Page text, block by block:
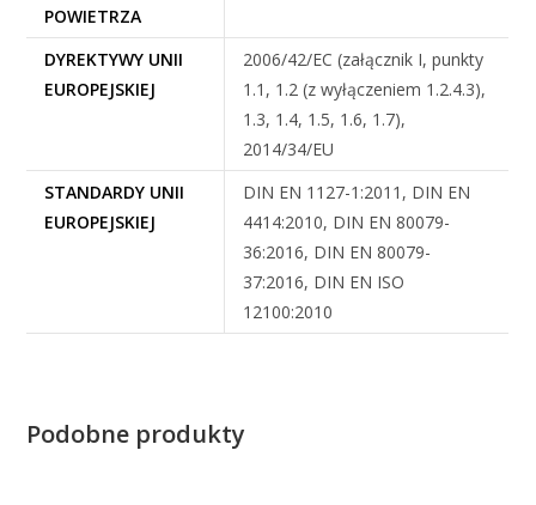
POWIETRZA
DYREKTYWY UNII
EUROPEJSKIEJ
2006/42/EC (załącznik I, punkty
1.1, 1.2 (z wyłączeniem 1.2.4.3),
1.3, 1.4, 1.5, 1.6, 1.7),
2014/34/EU
STANDARDY UNII
EUROPEJSKIEJ
DIN EN 1127-1:2011, DIN EN
4414:2010, DIN EN 80079-
36:2016, DIN EN 80079-
37:2016, DIN EN ISO
12100:2010
Podobne produkty